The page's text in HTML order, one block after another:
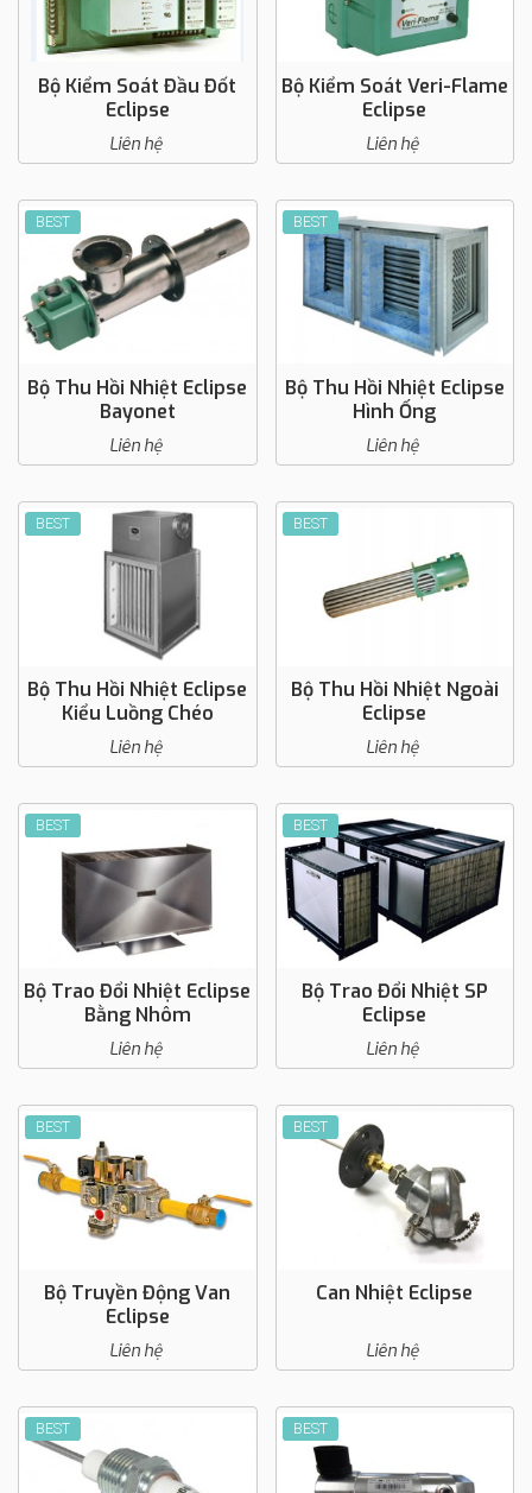
Bộ Kiểm Soát Đầu Đốt
Eclipse
Liên hệ
Bộ Kiểm Soát Veri-Flame
Eclipse
Liên hệ
BEST
Bộ Thu Hồi Nhiệt Eclipse
Bayonet
Liên hệ
BEST
Bộ Thu Hồi Nhiệt Eclipse
Hình Ống
Liên hệ
BEST
Bộ Thu Hồi Nhiệt Eclipse
Kiểu Luồng Chéo
Liên hệ
BEST
Bộ Thu Hồi Nhiệt Ngoài
Eclipse
Liên hệ
BEST
Bộ Trao Đổi Nhiệt Eclipse
Bằng Nhôm
Liên hệ
BEST
Bộ Trao Đổi Nhiệt SP
Eclipse
Liên hệ
BEST
Bộ Truyền Động Van
Eclipse
Liên hệ
BEST
Can Nhiệt Eclipse
Liên hệ
BEST BEST